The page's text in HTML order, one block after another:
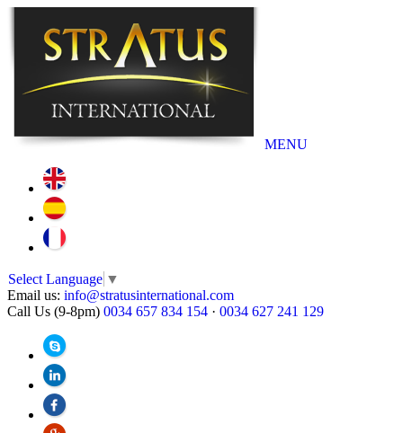
MENU
Select Language ▼
Email us: info@stratusinternational.com
Call Us (9-8pm) 0034 657 834 154 · 0034 627 241 129